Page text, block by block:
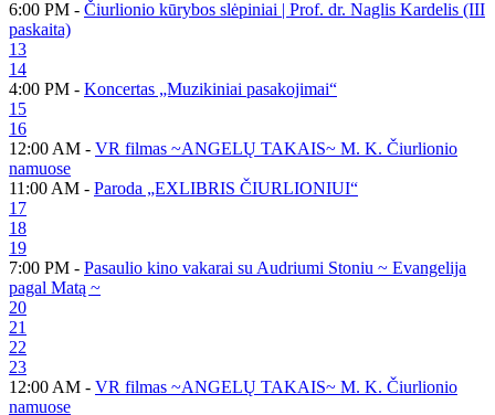
6:00 PM - Čiurlionio kūrybos slėpiniai | Prof. dr. Naglis Kardelis (III
paskaita)
13
14
4:00 PM - Koncertas „Muzikiniai pasakojimai“
15
16
12:00 AM - VR filmas ~ANGELŲ TAKAIS~ M. K. Čiurlionio
namuose
11:00 AM - Paroda „EXLIBRIS ČIURLIONIUI“
17
18
19
7:00 PM - Pasaulio kino vakarai su Audriumi Stoniu ~ Evangelija
pagal Matą ~
20
21
22
23
12:00 AM - VR filmas ~ANGELŲ TAKAIS~ M. K. Čiurlionio
namuose